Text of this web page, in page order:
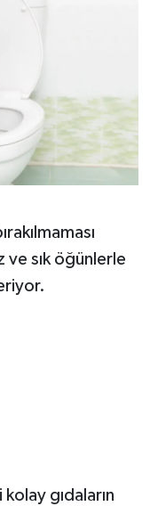
sık öğünlerle
gıdaların